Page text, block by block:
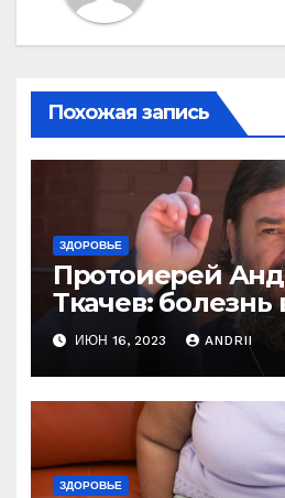
Похожая запись
ЗДОРОВЬЕ
Протоиерей
Ткачев: болезнь
— это расплата
Вот те раз!
ИЮН 16, 2023 ANDRII
ЗДОРОВЬЕ